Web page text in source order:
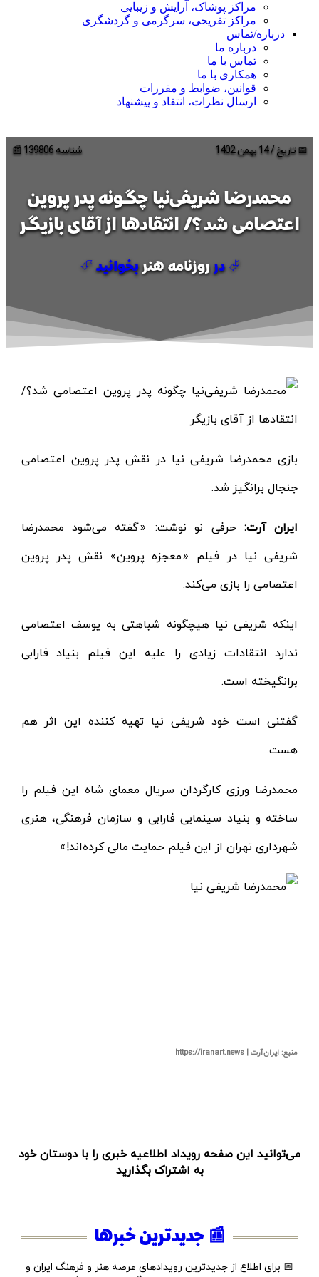
مراکز پوشاک، آرایش و زیبایی
مراکز تفریحی، سرگرمی و گردشگری
درباره/تماس
درباره ما
تماس با ما
همکاری با ما
قوانین، ضوابط و مقررات
ارسال نظرات، انتقاد و پیشنهاد
📅 تاریخ / 14 بهمن 1402
محمدرضا شریفی‌نیا چگونه پدر پروین
اعتصامی شد؟/ انتقادها از آقای بازیگر
⮰ درروزنامه هنر بخوانید ⮶
شناسه 139806 📰
بازی محمدرضا شریفی نیا در نقش پدر پروین اعتصامی
جنجال برانگیز شد.
ایران آرت:حرفی نو نوشت: «گفته می‌شود محمدرضا
شریفی نیا در فیلم «معجزه پروین» نقش پدر پروین
اعتصامی را بازی می‌کند.
اینکه شریفی نیا هیچگونه شباهتی به یوسف اعتصامی
ندارد انتقادات زیادی را علیه این فیلم بنیاد فارابی
برانگیخته است.
گفتنی است خود شریفی نیا تهیه کننده این اثر هم
هست.
محمدرضا ورزی کارگردان سریال معمای شاه این فیلم را
ساخته و بنیاد سینمایی فارابی و سازمان فرهنگی، هنری
شهرداری تهران از این فیلم حمایت مالی کرده‌اند!»
منبع: ایران‌آرت | https://iranart.news
می‌توانید این صفحه رویداد اطلاعیه خبری را با دوستان خود
به اشتراک بگذارید
📰 جدیدترین خبرها
📅 برای اطلاع از جدیدترین رویدادهای عرصه هنر و فرهنگ ایران و